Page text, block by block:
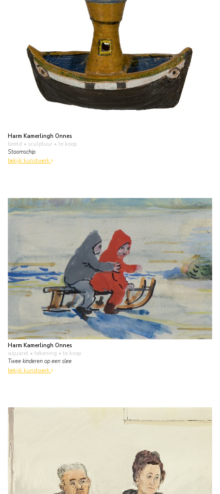
Harm Kamerlingh Onnes
beeld • sculptuur • te koop
Stoomschip
bekijk kunstwerk
Harm Kamerlingh Onnes
aquarel • tekening • te koop
Twee kinderen op een slee
bekijk kunstwerk